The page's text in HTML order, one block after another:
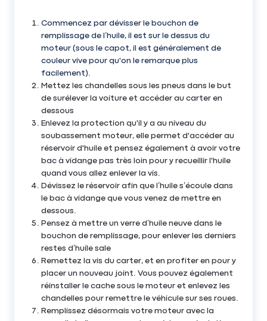
Commencez par dévisser le bouchon de
remplissage de l’huile, il est sur le dessus du
moteur (sous le capot, il est généralement de
couleur vive pour qu'on le remarque plus
facilement).
Mettez les chandelles sous les pneus dans le but
de surélever la voiture et accéder au carter en
dessous
Enlevez la protection qu'il y a au niveau du
soubassement moteur, elle permet d'accéder au
réservoir d'huile et pensez également à avoir votre
bac à vidange pas très loin pour y recueillir l'huile
quand vous allez enlever la vis.
Dévissez le réservoir afin que l’huile s’écoule dans
le bac à vidange que vous venez de mettre en
dessous.
Pensez à mettre un verre d’huile neuve dans le
bouchon de remplissage, pour enlever les derniers
restes d’huile sale
Remettez la vis du carter, et en profiter en pour y
placer un nouveau joint. Vous pouvez également
réinstaller le cache sous le moteur et enlevez les
chandelles pour remettre le véhicule sur ses roues.
Remplissez désormais votre moteur avec la